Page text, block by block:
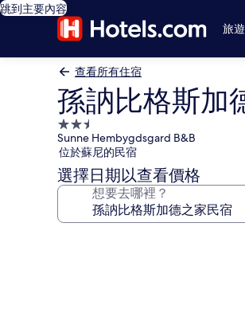
跳到主要內容
旅
查看所有住宿
孫訥比格斯加
2.5
星
級
住
宿
Sunne Hembygdsgard B&B
位於蘇尼的民宿
選擇日期以查看價格
想要去哪裡？